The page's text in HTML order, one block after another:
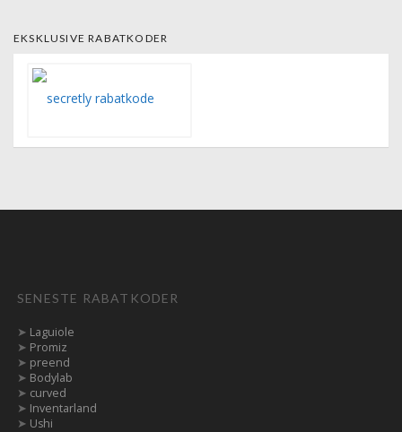
EKSKLUSIVE RABATKODER
SENESTE RABATKODER
➤ Laguiole
➤ Promiz
➤ preend
➤ Bodylab
➤ curved
➤ Inventarland
➤ Ushi